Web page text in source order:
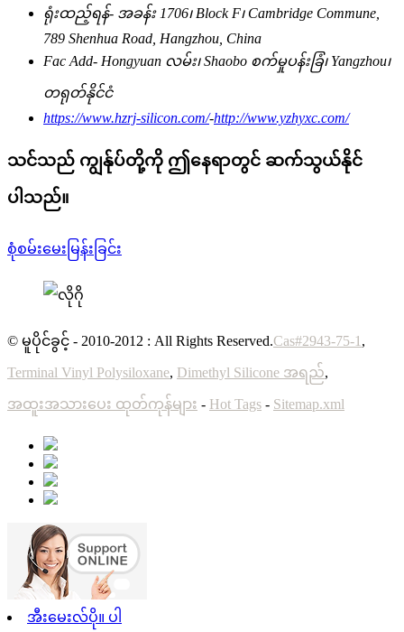
ရုံးထည့်ရန်- အခန်း 1706၊ Block F၊ Cambridge Commune,
789 Shenhua Road, Hangzhou, China
Fac Add- Hongyuan လမ်း၊ Shaobo စက်မှုပန်းခြံ၊ Yangzhou၊
တရုတ်နိုင်ငံ
https://www.hzrj-silicon.com/-http://www.yzhyxc.com/
သင်သည် ကျွန်ုပ်တို့ကို ဤနေရာတွင် ဆက်သွယ်နိုင်
ပါသည်။
စုံစမ်းမေးမြန်းခြင်း
© မူပိုင်ခွင့် - 2010-2012 : All Rights Reserved.Cas#2943-75-1 ,
Terminal Vinyl Polysiloxane, Dimethyl Silicone အရည်,
အထူးအသားပေး ထုတ်ကုန်များ - Hot Tags - Sitemap.xml
အီးမေးလ်ပို။ ပါ